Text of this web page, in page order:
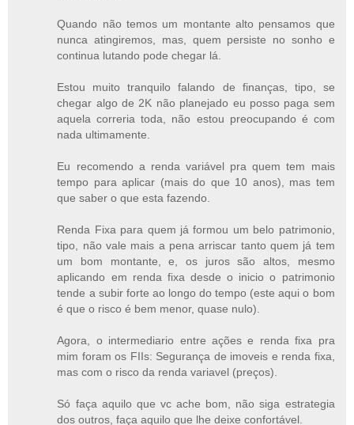
Quando não temos um montante alto pensamos que
nunca atingiremos, mas, quem persiste no sonho e
continua lutando pode chegar lá.
Estou muito tranquilo falando de finanças, tipo, se
chegar algo de 2K não planejado eu posso paga sem
aquela correria toda, não estou preocupando é com
nada ultimamente.
Eu recomendo a renda variável pra quem tem mais
tempo para aplicar (mais do que 10 anos), mas tem
que saber o que esta fazendo.
Renda Fixa para quem já formou um belo patrimonio,
tipo, não vale mais a pena arriscar tanto quem já tem
um bom montante, e, os juros são altos, mesmo
aplicando em renda fixa desde o inicio o patrimonio
tende a subir forte ao longo do tempo (este aqui o bom
é que o risco é bem menor, quase nulo).
Agora, o intermediario entre ações e renda fixa pra
mim foram os FIIs: Segurança de imoveis e renda fixa,
mas com o risco da renda variavel (preços).
Só faça aquilo que vc ache bom, não siga estrategia
dos outros, faça aquilo que lhe deixe confortável.